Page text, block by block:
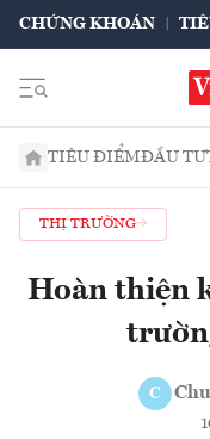
CHỨNG KHOÁN
TIÊU ĐIỂMĐẦU TƯ
THỊ TRƯỜNG
Hoàn thiện
C